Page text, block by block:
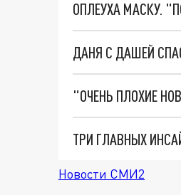
ОПЛЕУХА МАСКУ.
ДАНЯ С ДАШЕЙ
Новости СМИ2